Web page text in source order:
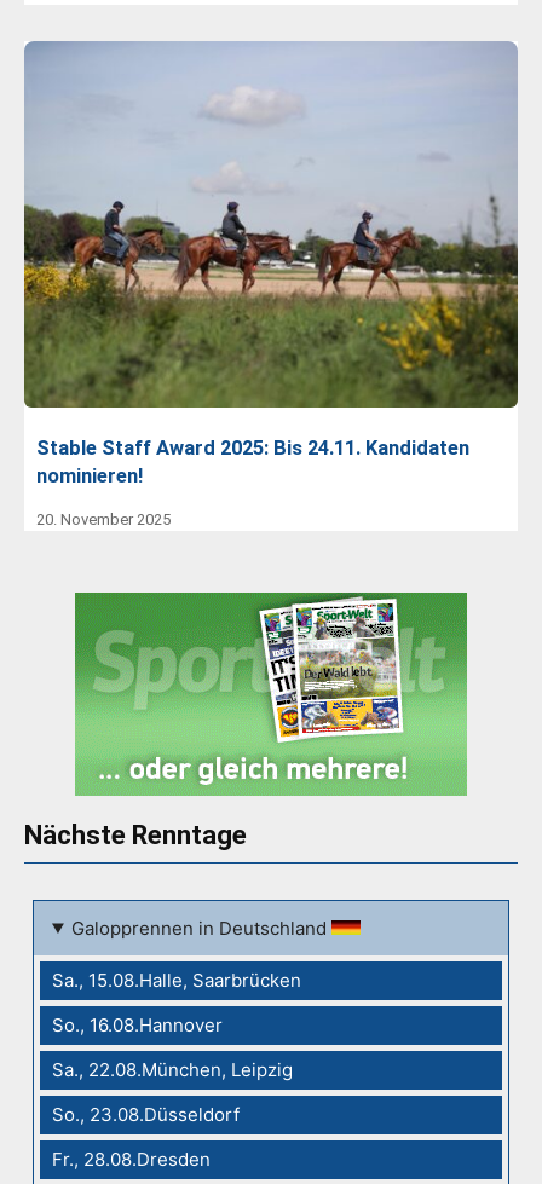
Stable Staff Award 2025: Bis 24.11. Kandidaten
nominieren!
20. November 2025
Nächste Renntage
Galopprennen in Deutschland
Sa., 15.08.Halle, Saarbrücken
So., 16.08.Hannover
Sa., 22.08.München, Leipzig
So., 23.08.Düsseldorf
Fr., 28.08.Dresden